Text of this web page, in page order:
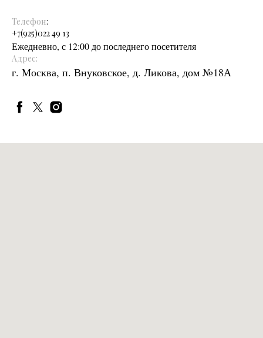
Телефон:
+7(925)022 49 13
Ежедневно, с 12:00 до последнего посетителя
Адрес:
г. Москва, п. Внуковское, д. Ликова, дом №18А